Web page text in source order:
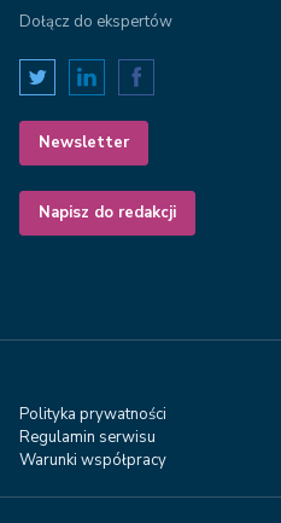
Dołącz do ekspertów
Newsletter
Napisz do redakcji
Polityka prywatności
Regulamin serwisu
Warunki współpracy